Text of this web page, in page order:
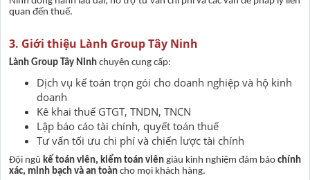
quan đến thuế.
3. Giới thiệu Lành Group Tây Ninh
Lành Group Tây Ninh chuyên cung cấp:
Dịch vụ kế toán trọn gói cho doanh nghiệp và hộ kinh
doanh
Kê khai thuế GTGT, TNDN, TNCN
Lập báo cáo tài chính, quyết toán thuế
Tư vấn tối ưu chi phí và chiến lược tài chính
Đội ngũ kế toán viên, kiểm toán viên giàu kinh nghiệm đảm bảo chính
xác, minh bạch và an toàn cho mọi khách hàng.